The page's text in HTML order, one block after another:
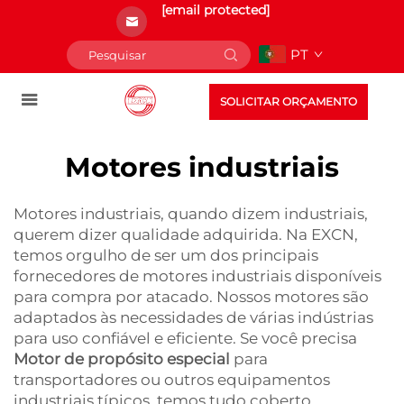
[email protected]
PT
SOLICITAR ORÇAMENTO
Motores industriais
Motores industriais, quando dizem industriais,
querem dizer qualidade adquirida. Na EXCN,
temos orgulho de ser um dos principais
fornecedores de motores industriais disponíveis
para compra por atacado. Nossos motores são
adaptados às necessidades de várias indústrias
para uso confiável e eficiente. Se você precisa
Motor de propósito especial para
transportadores ou outros equipamentos
industriais típicos, temos tudo coberto.